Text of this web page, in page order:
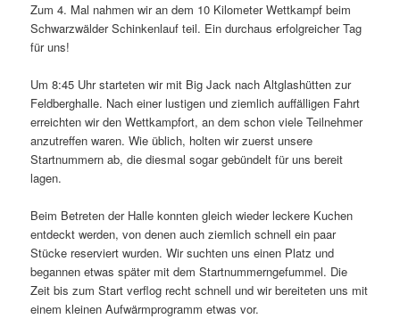
Zum 4. Mal nahmen wir an dem 10 Kilometer Wettkampf beim
Schwarzwälder Schinkenlauf teil. Ein durchaus erfolgreicher Tag
für uns!
Um 8:45 Uhr starteten wir mit Big Jack nach Altglashütten zur
Feldberghalle. Nach einer lustigen und ziemlich auffälligen Fahrt
erreichten wir den Wettkampfort, an dem schon viele Teilnehmer
anzutreffen waren. Wie üblich, holten wir zuerst unsere
Startnummern ab, die diesmal sogar gebündelt für uns bereit
lagen.
Beim Betreten der Halle konnten gleich wieder leckere Kuchen
entdeckt werden, von denen auch ziemlich schnell ein paar
Stücke reserviert wurden. Wir suchten uns einen Platz und
begannen etwas später mit dem Startnummerngefummel. Die
Zeit bis zum Start verflog recht schnell und wir bereiteten uns mit
einem kleinen Aufwärmprogramm etwas vor.